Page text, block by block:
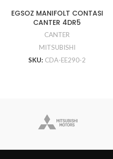
EGSOZ MANIFOLT CONTASI
CANTER 4DR5
CANTER
MITSUBISHI
SKU: CDA-EE290-2